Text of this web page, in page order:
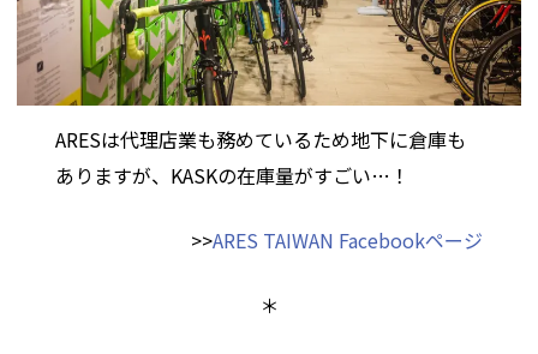
ARESは代理店業も務めているため地下に倉庫も
ありますが、KASKの在庫量がすごい…！
>>ARES TAIWAN Facebookページ
＊